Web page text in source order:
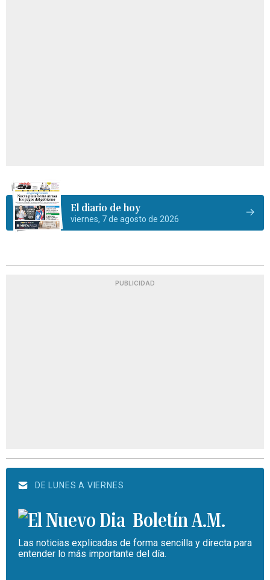
El diario de hoy
viernes, 7 de agosto de 2026
PUBLICIDAD
DE LUNES A VIERNES
Boletín A.M.
Las noticias explicadas de forma sencilla y directa para
entender lo más importante del día.